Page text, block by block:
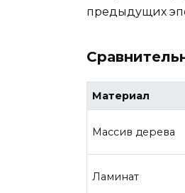
предыдущих
Материал
Массив дерева
Ламинат